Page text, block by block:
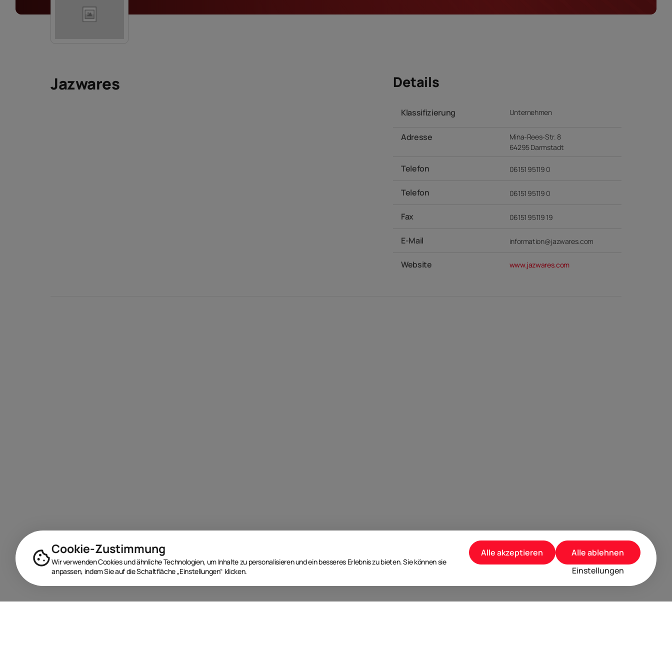
Jazwares Details
Klassifizierung Unternehmen
Adresse
Mina-Rees-Str. 8
64295 Darmstadt
Telefon 06151 95119 0
Telefon 06151 95119 0
Fax 06151 95119 19
E-Mail information@jazwares.com
Website www.jazwares.com
Cookie-Zustimmung
Wir verwenden Cookies und ähnliche Technologien, um Inhalte zu personalisieren und ein besseres Erlebnis zu bieten. Sie können sie
anpassen, indem Sie auf die Schaltfläche „Einstellungen“ klicken.
Einstellungen
Alle ablehnen
Alle akzeptieren